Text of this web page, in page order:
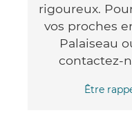
rigoureux.
vos proches
Palaiseau
contactez-
Être